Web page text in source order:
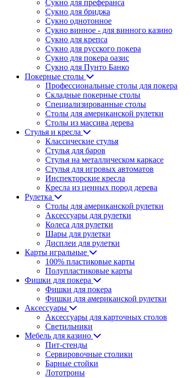
Сукно для преферанса
Сукно для бриджа
Сукно однотонное
Сукно винное - для винного казино
Сукно для крепса
Сукно для русского покера
Сукно для покера оазис
Сукно для Пунто Банко
Покерные столы
Профессиональные столы для покера
Складные покерные столы
Специализированные столы
Столы для американской рулетки
Столы из массива дерева
Стулья и кресла
Классические стулья
Стулья для баров
Стулья на металлическом каркасе
Стулья для игровых автоматов
Инспекторские кресла
Кресла из ценных пород дерева
Рулетка
Столы для американской рулетки
Аксессуары для рулетки
Колеса для рулетки
Шары для рулетки
Дисплеи для рулетки
Карты игральные
100% пластиковые карты
Полупластиковые карты
Фишки для покера
Фишки для покера
Фишки для американской рулетки
Аксессуары
Аксессуары для карточных столов
Светильники
Мебель для казино
Пит-стенды
Сервировочные столики
Барные стойки
Лототроны